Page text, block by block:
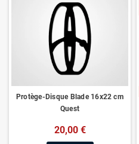
Protège-Disque Blade 16x22 cm
Quest
20,00 €